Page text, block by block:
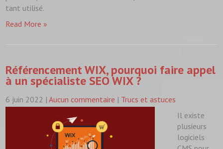
tant utilisé.
Read More »
Référencement WIX, pourquoi faire appel
à un spécialiste SEO WIX ?
6 juin 2022 |Aucun commentaire | Trucs et astuces
Il existe
plusieurs
logiciels